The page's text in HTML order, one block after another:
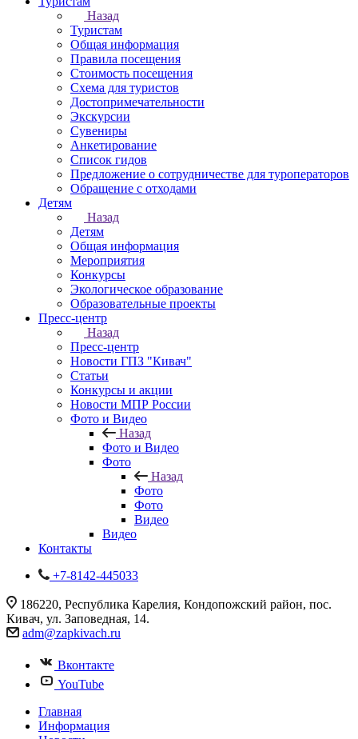
Назад
Туристам
Общая информация
Правила посещения
Стоимость посещения
Схема для туристов
Достопримечательности
Экскурсии
Сувениры
Анкетирование
Список гидов
Предложение о сотрудничестве для туроператоров
Обращение с отходами
Детям
Назад
Детям
Общая информация
Мероприятия
Конкурсы
Экологическое образование
Образовательные проекты
Пресс-центр
Назад
Пресс-центр
Новости ГПЗ "Кивач"
Статьи
Конкурсы и акции
Новости МПР России
Фото и Видео
Назад
Фото и Видео
Фото
Назад
Фото
Фото
Видео
Видео
Контакты
+7-8142-445033
186220, Республика Карелия, Кондопожский район, пос.
Кивач, ул. Заповедная, 14.
adm@zapkivach.ru
Вконтакте
YouTube
Главная
Информация